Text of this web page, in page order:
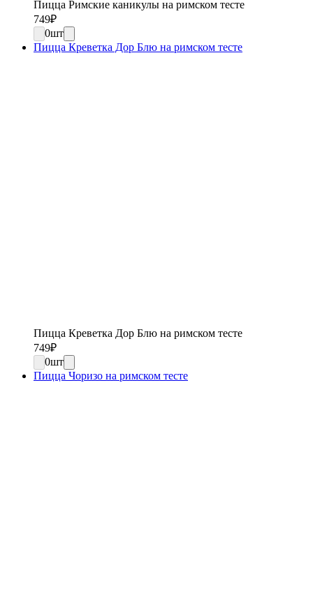
Пицца Римские каникулы на римском тесте
749₽
0шт
Пицца Креветка Дор Блю на римском тесте
Пицца Креветка Дор Блю на римском тесте
749₽
0шт
Пицца Чоризо на римском тесте